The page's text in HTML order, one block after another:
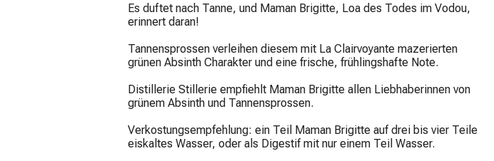
Es duftet nach Tanne, und Maman Brigitte, Loa des Todes im Vodou,
erinnert daran!
Tannensprossen verleihen diesem mit La Clairvoyante mazerierten
grünen Absinth Charakter und eine frische, frühlingshafte Note.
Distillerie Stillerie empfiehlt Maman Brigitte allen Liebhaberinnen von
grünem Absinth und Tannensprossen.
Verkostungsempfehlung: ein Teil Maman Brigitte auf drei bis vier Teile
eiskaltes Wasser, oder als Digestif mit nur einem Teil Wasser.